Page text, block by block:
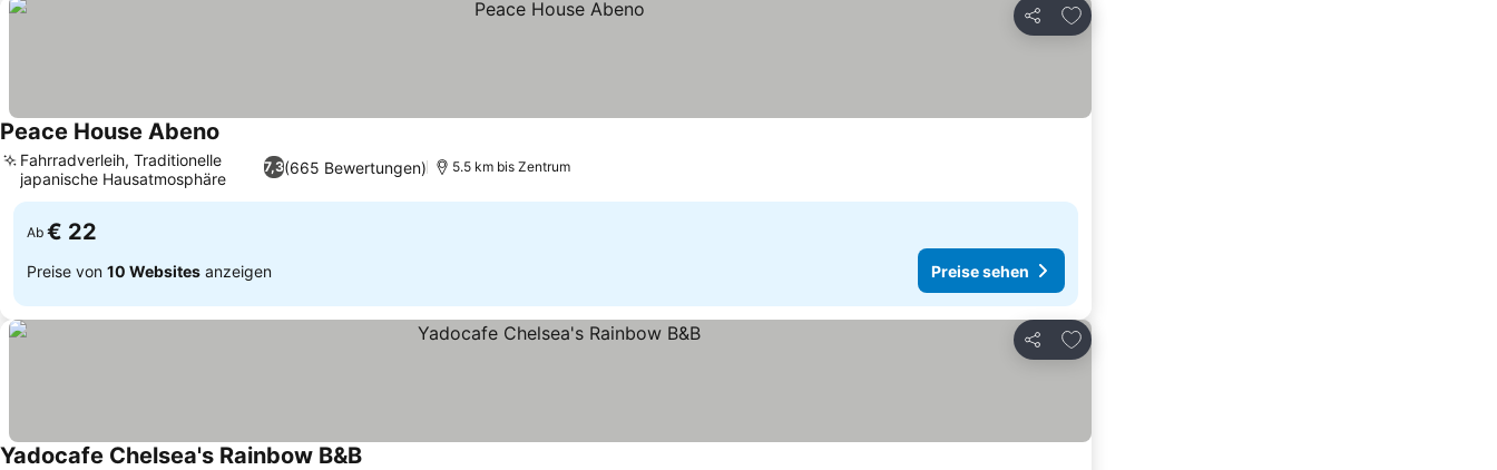
Teilen
Zu Favoriten hinzufügen
Peace House Abeno
7,3(665 Bewertungen)
Fahrradverleih, Traditionelle
japanische Hausatmosphäre
5.5 km bis Zentrum
Ab € 22
Preise von 10 Websites anzeigen Preise sehen
Teilen
Zu Favoriten hinzufügen
Yadocafe Chelsea's Rainbow B&B